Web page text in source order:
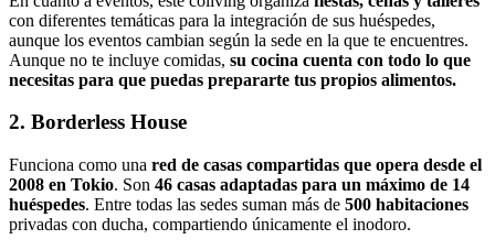
con diferentes temáticas para la integración de sus huéspedes,
aunque los eventos cambian según la sede en la que te encuentres.
Aunque no te incluye comidas, su cocina cuenta con todo lo que
necesitas para que puedas prepararte tus propios alimentos.
2. Borderless House
Funciona como una red de casas compartidas que opera desde el
2008 en Tokio. Son 46 casas adaptadas para un máximo de 14
huéspedes. Entre todas las sedes suman más de 500 habitaciones
privadas con ducha, compartiendo únicamente el inodoro.